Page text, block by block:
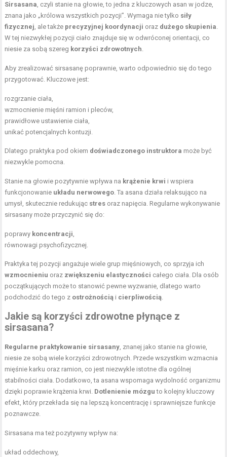
Sirsasana, czyli stanie na głowie, to jedna z kluczowych asan w jodze,
znana jako „królowa wszystkich pozycji”. Wymaga nie tylko siły
fizycznej, ale także precyzyjnej koordynacji oraz dużego skupienia.
W tej niezwykłej pozycji ciało znajduje się w odwróconej orientacji, co
niesie za sobą szereg korzyści zdrowotnych.
Aby zrealizować sirsasanę poprawnie, warto odpowiednio się do tego
przygotować. Kluczowe jest:
rozgrzanie ciała,
wzmocnienie mięśni ramion i pleców,
prawidłowe ustawienie ciała,
unikać potencjalnych kontuzji.
Dlatego praktyka pod okiem doświadczonego instruktora może być
niezwykle pomocna.
Stanie na głowie pozytywnie wpływa na krążenie krwi i wspiera
funkcjonowanie układu nerwowego. Ta asana działa relaksująco na
umysł, skutecznie redukując stres oraz napięcia. Regularne wykonywanie
sirsasany może przyczynić się do:
poprawy koncentracji,
równowagi psychofizycznej.
Praktyka tej pozycji angażuje wiele grup mięśniowych, co sprzyja ich
wzmocnieniu oraz zwiększeniu elastyczności całego ciała. Dla osób
początkujących może to stanowić pewne wyzwanie, dlatego warto
podchodzić do tego z ostrożnością i cierpliwością.
Jakie są korzyści zdrowotne płynące z
sirsasana?
Regularne praktykowanie sirsasany, znanej jako stanie na głowie,
niesie ze sobą wiele korzyści zdrowotnych. Przede wszystkim wzmacnia
mięśnie karku oraz ramion, co jest niezwykle istotne dla ogólnej
stabilności ciała. Dodatkowo, ta asana wspomaga wydolność organizmu
dzięki poprawie krążenia krwi. Dotlenienie mózgu to kolejny kluczowy
efekt, który przekłada się na lepszą koncentrację i sprawniejsze funkcje
poznawcze.
Sirsasana ma też pozytywny wpływ na:
układ oddechowy,